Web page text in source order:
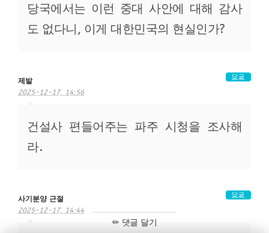
당국에서는 이런 중대 사안에 대해 감사
도 없다니, 이게 대한민국의 현실인가?
제발
2025-12-17, 14:56
건설사 편들어주는 파주 시청을 조사해
라.
답글
사기분양 근절
2025-12-17, 14:44
답글
✏ 댓글 달기